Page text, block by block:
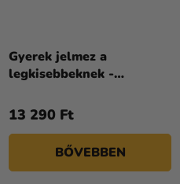
Gyerek jelmez a
legkisebbeknek -
13 290 Ft
BŐVEBBEN